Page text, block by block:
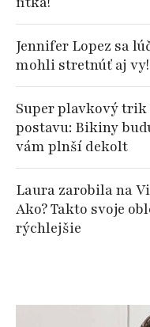
Jennifer Lopez sa
mohli stretnúť aj vy!
Super plavkový
postavu: Bikiny
vám plnší dekolt
Laura zarobila na
Ako? Takto svoje
rýchlejšie